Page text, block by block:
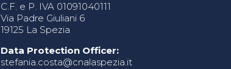
C.F. e P. IVA 01091040111
Via Padre Giuliani 6
19125 La Spezia
Data Protection Officer:
stefania.costa@cnalaspezia.it